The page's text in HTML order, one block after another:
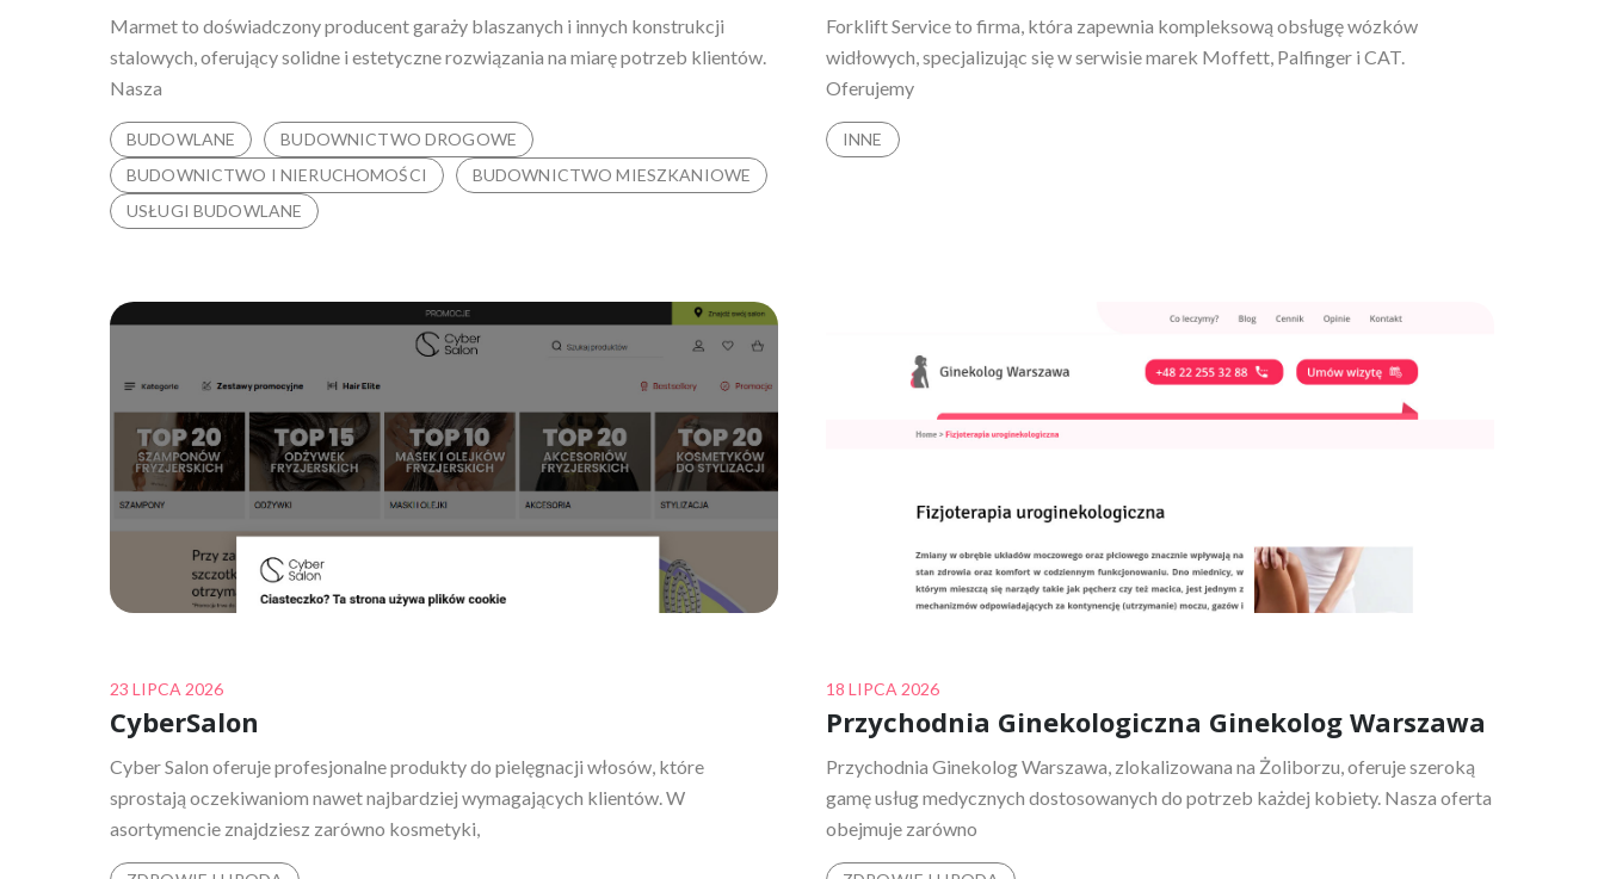
Marmet to doświadczony producent garaży blaszanych i innych konstrukcji
stalowych, oferujący solidne i estetyczne rozwiązania na miarę potrzeb klientów.
Nasza
BUDOWLANE
BUDOWNICTWO DROGOWE
BUDOWNICTWO I NIERUCHOMOŚCI
BUDOWNICTWO MIESZKANIOWE
USŁUGI BUDOWLANE
Forklift Service to firma, która zapewnia kompleksową obsługę wózków
widłowych, specjalizując się w serwisie marek Moffett, Palfinger i CAT.
Oferujemy
INNE
Posted
on
23 LIPCA 2026
CyberSalon
Cyber Salon oferuje profesjonalne produkty do pielęgnacji włosów, które
sprostają oczekiwaniom nawet najbardziej wymagających klientów. W
asortymencie znajdziesz zarówno kosmetyki,
Posted
on
18 LIPCA 2026
Przychodnia Ginekologiczna Ginekolog Warszawa
Przychodnia Ginekolog Warszawa, zlokalizowana na Żoliborzu, oferuje szeroką
gamę usług medycznych dostosowanych do potrzeb każdej kobiety. Nasza oferta
obejmuje zarówno